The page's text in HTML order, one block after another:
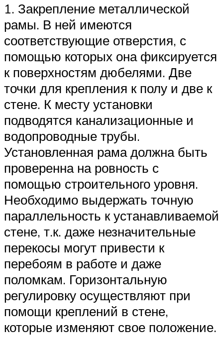
1. Закрепление металлической
рамы. В ней имеются
соответствующие отверстия, с
помощью которых она фиксируется
к поверхностям дюбелями. Две
точки для крепления к полу и две к
стене. К месту установки
подводятся канализационные и
водопроводные трубы.
Установленная рама должна быть
проверенна на ровность с
помощью строительного уровня.
Необходимо выдержать точную
параллельность к устанавливаемой
стене, т.к. даже незначительные
перекосы могут привести к
перебоям в работе и даже
поломкам. Горизонтальную
регулировку осуществляют при
помощи креплений в стене,
которые изменяют свое положение.